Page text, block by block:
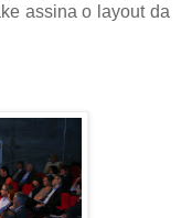
assina o layout da